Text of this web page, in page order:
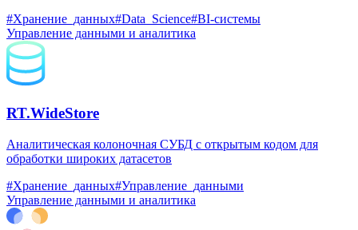
#Хранение_данных#Data_Science#BI-системы
Управление данными и аналитика
RT.WideStore
Аналитическая колоночная СУБД с открытым кодом для
обработки широких датасетов
#Хранение_данных#Управление_данными
Управление данными и аналитика